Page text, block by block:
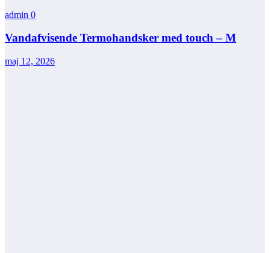
admin 0
Vandafvisende Termohandsker med touch – M
maj 12, 2026